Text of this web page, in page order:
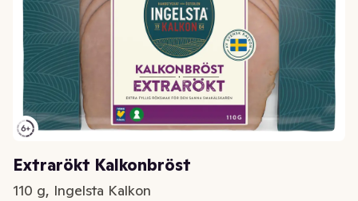
Extrarökt Kalkonbröst
110 g, Ingelsta Kalkon